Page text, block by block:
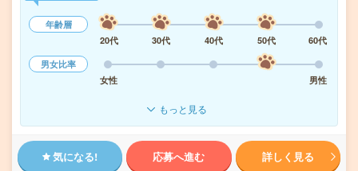
年齢層
20代
30代 40代 50代
60代
男女比率
女性
男性
もっと見る
気になる! 応募へ進む 詳しく見る